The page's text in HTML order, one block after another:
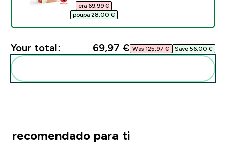
era 69,99 €‎
poupa 28,00 €‎
Your total: 69,97 €‎ Was 125,97 €‎ Save 56,00 €‎
recomendado para ti